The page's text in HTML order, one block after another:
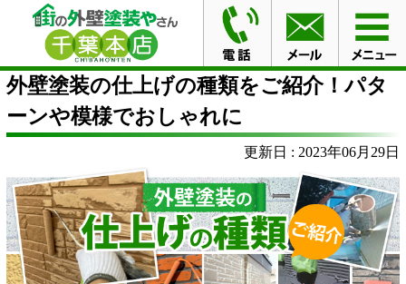
HOME
外壁塗装の仕上げの種類をご紹介！パターンや模
様でおしゃれに
外壁塗装の仕上げの種類をご紹介！パタ
ーンや模様でおしゃれに
更新日 : 2023年06月29日